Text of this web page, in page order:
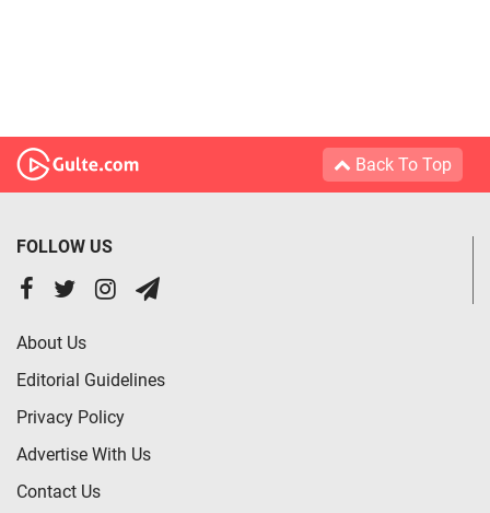
Back To Top
FOLLOW US
About Us
Editorial Guidelines
Privacy Policy
Advertise With Us
Contact Us